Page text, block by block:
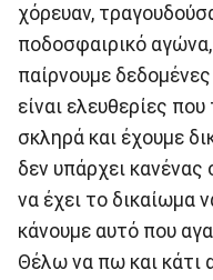
χόρευαν,
ποδοσφαιρικό
παίρνουμε
είναι ελευθερίες
σκληρά και έχουμε
δεν υπάρχει
να έχει το δικαίωμα
κάνουμε αυτό που
Θέλω να πω και κάτι